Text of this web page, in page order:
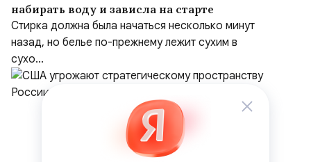
набирать воду и зависла на старте
Стирка должна была начаться несколько минут
назад, но белье по-прежнему лежит сухим в
сухо...